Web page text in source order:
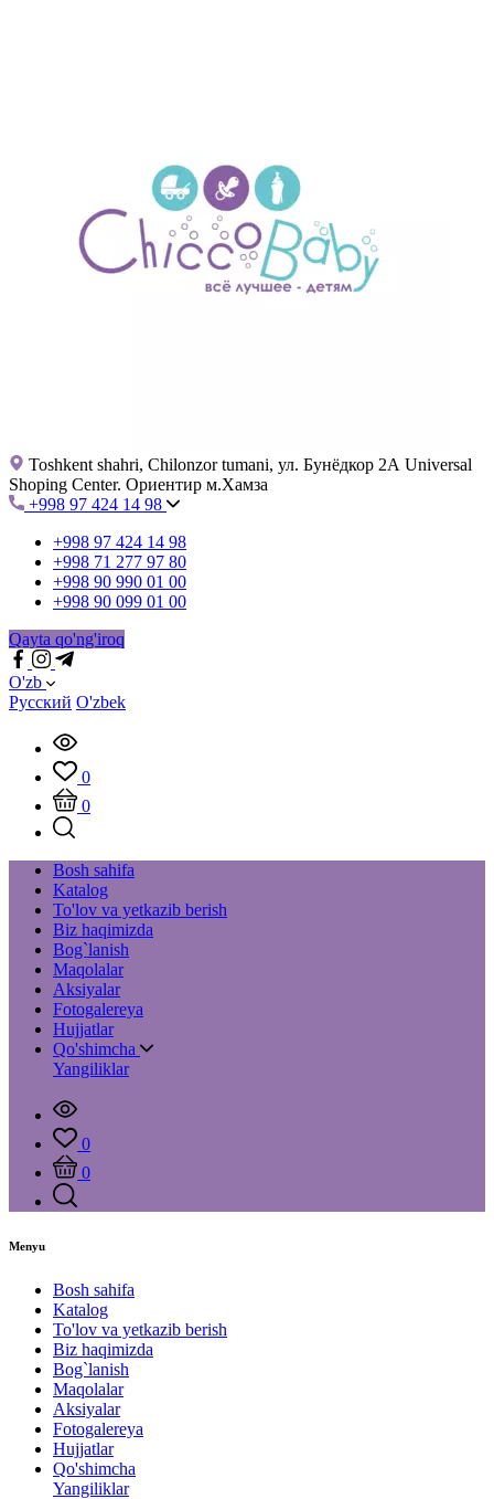
Toshkent shahri, Chilonzor tumani, ул. Бунёдкор 2А Universal
Shoping Center. Ориентир м.Хамза
+998 97 424 14 98
+998 97 424 14 98
+998 71 277 97 80
+998 90 990 01 00
+998 90 099 01 00
Qayta qo'ng'iroq
O'zb
Русский O'zbek
0
0
Bosh sahifa
Katalog
To'lov va yetkazib berish
Biz haqimizda
Bog`lanish
Maqolalar
Aksiyalar
Fotogalereya
Hujjatlar
Qo'shimcha
Yangiliklar
0
0
Menyu
Bosh sahifa
Katalog
To'lov va yetkazib berish
Biz haqimizda
Bog`lanish
Maqolalar
Aksiyalar
Fotogalereya
Hujjatlar
Qo'shimcha
Yangiliklar